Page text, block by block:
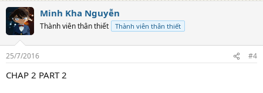
a
c
t
s
Minh Kha Nguyễn
Thành viên thân thiết Thành viên thân thiết
25/7/2016 #4
CHAP 2 PART 2